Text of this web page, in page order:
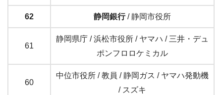
62 静岡銀行/ 静岡市役所
61
静岡県庁 / 浜松市役所 / ヤマハ / 三井・デュ
ポンフロロケミカル
60
中位市役所 / 教員 / 静岡ガス / ヤマハ発動機
/ スズキ